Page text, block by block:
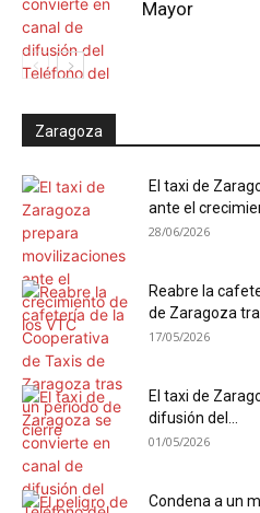
Mayor
Zaragoza
El taxi de
ante el
28/06/2026
Reabre la
de Zaragoza
17/05/2026
El taxi de
difusión del...
01/05/2026
Condena a un